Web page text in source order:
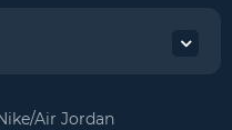
Air Jordan